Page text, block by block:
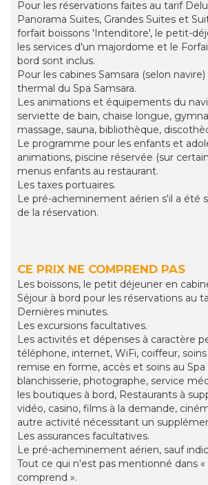
Pour les réservations faites au tarif
Panorama Suites, Grandes Suites et
forfait boissons 'Intenditore', le petit-
les services d'un majordome et le
bord sont inclus.
Pour les cabines Samsara (selon
thermal du Spa Samsara.
Les animations et équipements du
serviette de bain, chaise longue,
massage, sauna, bibliothèque,
Le programme pour les enfants et
animations, piscine réservée (sur
menus enfants au restaurant.
Les taxes portuaires.
Le pré-acheminement aérien s'il a été
de la réservation.
CE PRIX NE COMPREND PAS
Les boissons, le petit déjeuner en
Séjour à bord pour les réservations au
Dernières minutes.
Les excursions facultatives.
Les activités et dépenses à caractère
téléphone, internet, WiFi, coiffeur,
remise en forme, accès et soins au Spa
blanchisserie, photographe, service
les boutiques à bord, Restaurants à
vidéo, casino, films à la demande,
autre activité nécessitant un
Les assurances facultatives.
Le pré-acheminement aérien, sauf
Tout ce qui n'est pas mentionné dans «
comprend ».